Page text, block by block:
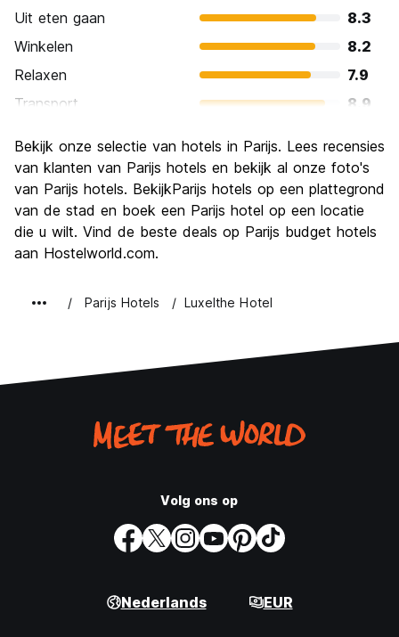
Uit eten gaan
8.3
Winkelen
8.2
Relaxen
7.9
Transport
8.9
Cultuur
9.4
Uitgaan
7.9
Waarde voor uw geld
6.7
Bekijk onze selectie van hotels in Parijs. Lees recensies
van klanten van Parijs hotels en bekijk al onze foto's
van Parijs hotels. BekijkParijs hotels op een plattegrond
van de stad en boek een Parijs hotel op een locatie
die u wilt. Vind de beste deals op Parijs budget hotels
aan Hostelworld.com.
Parijs Hotels Luxelthe Hotel
Volg ons op
Nederlands EUR